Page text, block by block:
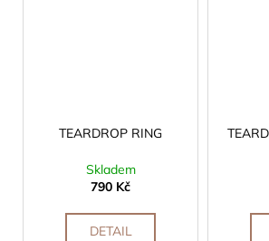
TEARDROP RING
Skladem
790 Kč
DETAIL